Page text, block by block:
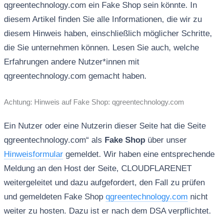
qgreentechnology.com ein Fake Shop sein könnte. In
diesem Artikel finden Sie alle Informationen, die wir zu
diesem Hinweis haben, einschließlich möglicher Schritte,
die Sie unternehmen können. Lesen Sie auch, welche
Erfahrungen andere Nutzer*innen mit
qgreentechnology.com gemacht haben.
Achtung: Hinweis auf Fake Shop: qgreentechnology.com
Ein Nutzer oder eine Nutzerin dieser Seite hat die Seite
qgreentechnology.com“ als Fake Shopüber unser
Hinweisformulargemeldet. Wir haben eine entsprechende
Meldung an den Host der Seite, CLOUDFLARENET
weitergeleitet und dazu aufgefordert, den Fall zu prüfen
und gemeldeten Fake Shop qgreentechnology.com nicht
weiter zu hosten. Dazu ist er nach dem DSA verpflichtet.